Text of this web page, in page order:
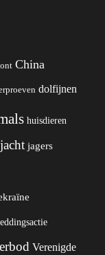
China
dolfijnen
huisdieren
jacht jagers
Verenigde